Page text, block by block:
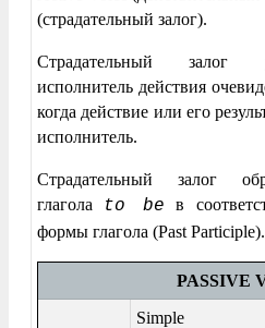
(страдательный залог).
Страдательный залог
исполнитель действия
когда действие или его
исполнитель.
Страдательный залог
глагола
to be в
формы глагола (Past Participle).
PASSIVE
Simple